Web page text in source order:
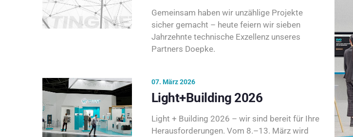
Gemeinsam haben wir unzählige Projekte
sicher gemacht – heute feiern wir sieben
Jahrzehnte technische Exzellenz unseres
Partners Doepke.
07. März 2026
Light+Building 2026
Light + Building 2026 – wir sind bereit für Ihre
Herausforderungen. Vom 8.–13. März wird